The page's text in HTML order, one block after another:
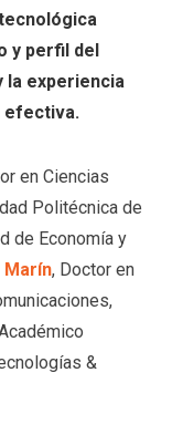
y perfil del
la experiencia
efectiva.
en Ciencias
Politécnica de
de Economía y
, Doctor en
&